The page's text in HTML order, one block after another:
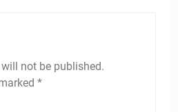
not be published.
*